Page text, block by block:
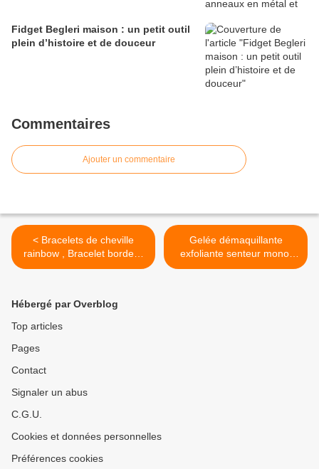
Fidget Begleri maison : un petit outil
plein d’histoire et de douceur
Commentaires
Ajouter un commentaire
< Bracelets de cheville
rainbow , Bracelet bordeur
die et It'z duct tape
Gelée démaquillante
exfoliante senteur monoi
paradise >
Hébergé par Overblog
Top articles
Pages
Contact
Signaler un abus
C.G.U.
Cookies et données personnelles
Préférences cookies